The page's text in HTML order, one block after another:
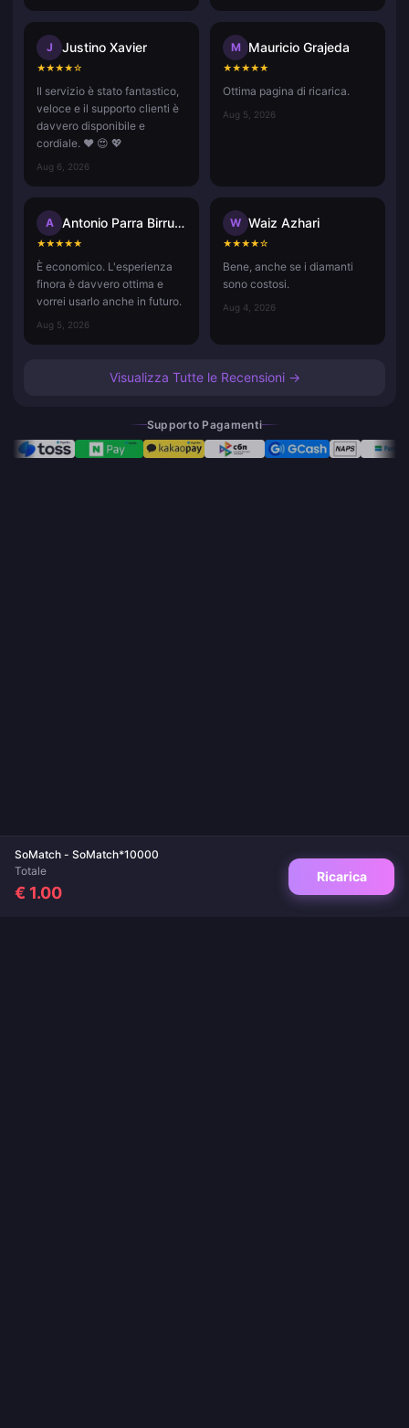
SoMatch - SoMatch*10000
Totale
€ 1.00
Ricarica
J Justino Xavier
★★★★☆
Il servizio è stato fantastico,
veloce e il supporto clienti è
davvero disponibile e
cordiale. ❤️ 😍 💖
Aug 6, 2026
M Mauricio Grajeda
★★★★★
Ottima pagina di ricarica.
Aug 5, 2026
A Antonio Parra Birrueta
★★★★★
È economico. L'esperienza
finora è davvero ottima e
vorrei usarlo anche in futuro.
Aug 5, 2026
W Waiz Azhari
★★★★☆
Bene, anche se i diamanti
sono costosi.
Aug 4, 2026
Visualizza Tutte le Recensioni →
Supporto Pagamenti